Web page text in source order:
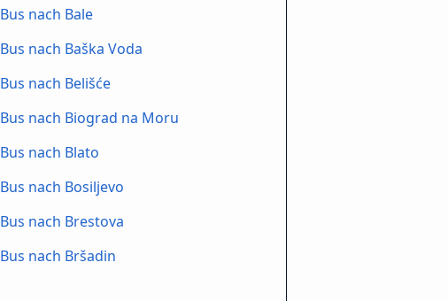
Bus nach Bale
Bus nach Baška Voda
Bus nach Belišće
Bus nach Biograd na Moru
Bus nach Blato
Bus nach Bosiljevo
Bus nach Brestova
Bus nach Bršadin